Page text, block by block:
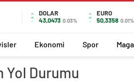
DOLAR
43,0473 0.03%
EURO
50,3358 0.01%
Ekonomi Spor
Yol Durumu